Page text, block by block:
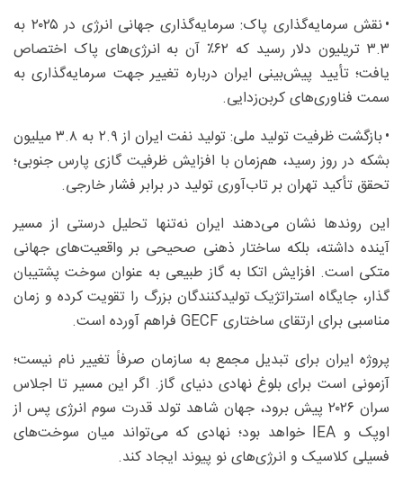
• نقش سرمایه‌گذاری پاک: سرمایه‌گذاری جهانی انرژی در ۲۰۲۵ به
۳.۳ تریلیون دلار رسید که ۶۲٪ آن به انرژی‌های پاک اختصاص
یافت؛ تأیید پیش‌بینی ایران درباره تغییر جهت سرمایه‌گذاری به
سمت فناوری‌های کربن‌زدایی.
• بازگشت ظرفیت تولید ملی: تولید نفت ایران از ۲.۹ به ۳.۸ میلیون
بشکه در روز رسید، هم‌زمان با افزایش ظرفیت گازی پارس جنوبی؛
تحقق تأکید تهران بر تاب‌آوری تولید در برابر فشار خارجی.
این روندها نشان می‌دهند ایران نه‌تنها تحلیل درستی از مسیر
آینده داشته، بلکه ساختار ذهنی صحیحی بر واقعیت‌های جهانی
متکی است. افزایش اتکا به گاز طبیعی به عنوان سوخت پشتیبان
گذار، جایگاه استراتژیک تولیدکنندگان بزرگ را تقویت کرده و زمان
مناسبی برای ارتقای ساختاری GECF فراهم آورده است.
پروژه ایران برای تبدیل مجمع به سازمان صرفاً تغییر نام نیست؛
آزمونی است برای بلوغ نهادی دنیای گاز. اگر این مسیر تا اجلاس
سران ۲۰۲۶ پیش برود، جهان شاهد تولد قدرت سوم انرژی پس از
اوپک و IEA خواهد بود؛ نهادی که می‌تواند میان سوخت‌های
فسیلی کلاسیک و انرژی‌های نو پیوند ایجاد کند.